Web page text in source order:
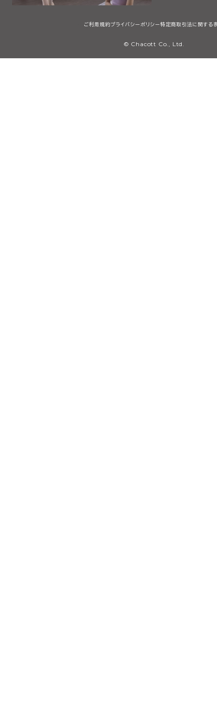
ご利用規約プライバシーポリシー 特定商取引法に関する
© Chacott Co., Ltd.